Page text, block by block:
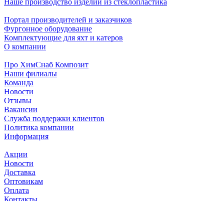
Наше производство изделий из стеклопластика
Портал производителей и заказчиков
Фургонное оборудование
Комплектующие для яхт и катеров
О компании
Про ХимСнаб Композит
Наши филиалы
Команда
Новости
Отзывы
Вакансии
Служба поддержки клиентов
Политика компании
Информация
Акции
Новости
Доставка
Оптовикам
Оплата